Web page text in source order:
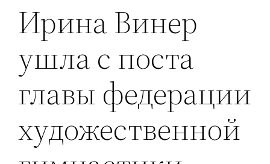
Ирина Винер
ушла с поста
главы федерации
художественной